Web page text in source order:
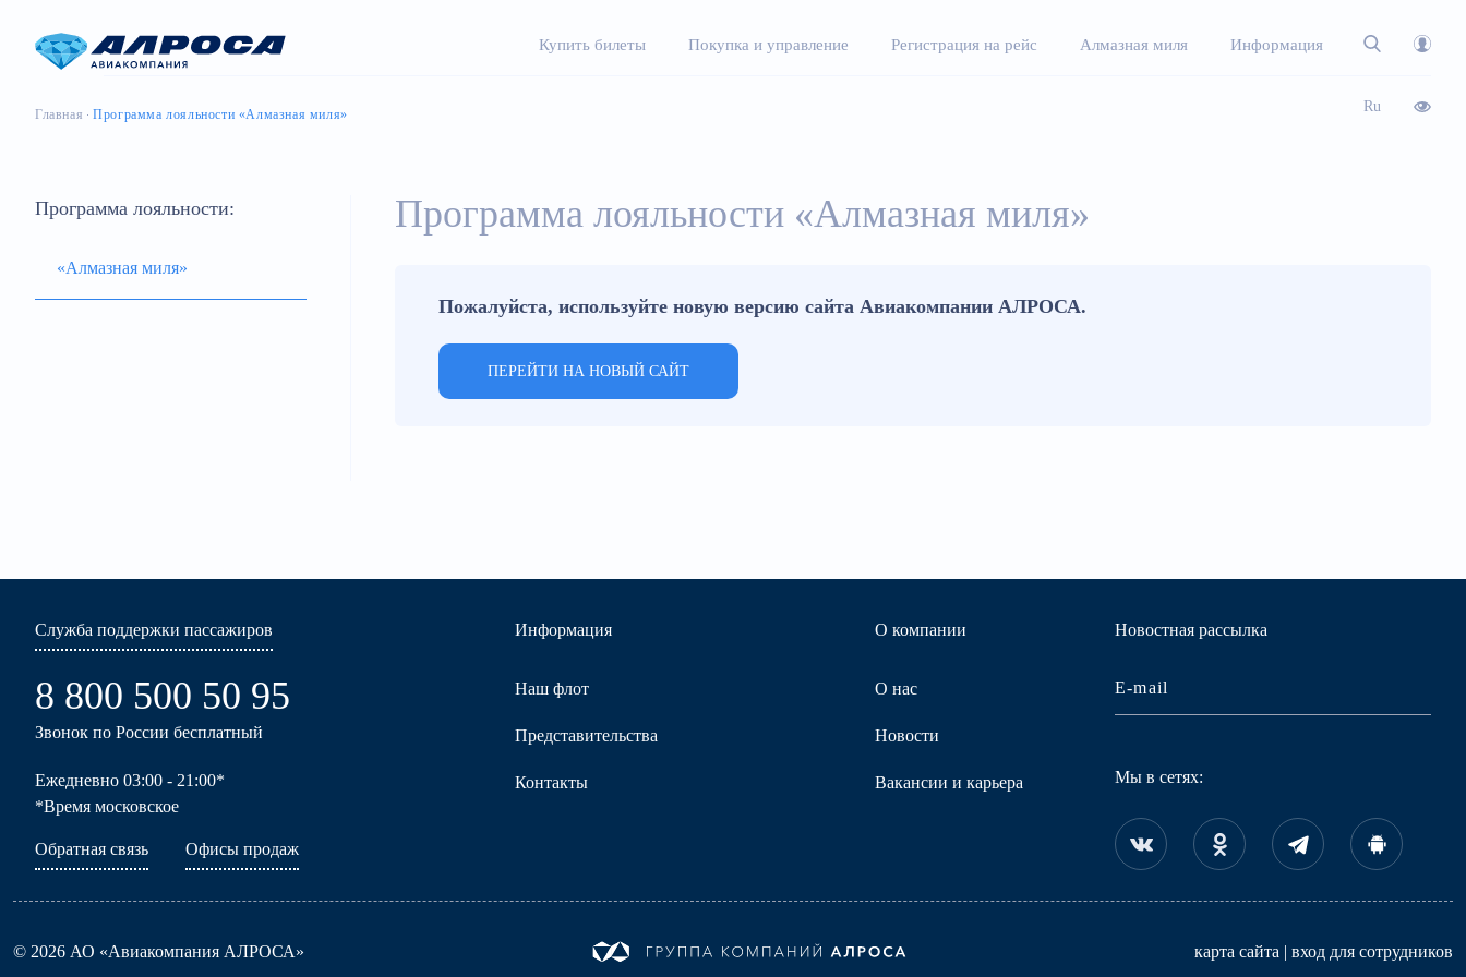
Купить билеты Покупка и управление Регистрация на рейс Алмазная миля Информация
Ru
Главная Программа лояльности «Алмазная миля»
Программа лояльности:
«Алмазная миля»
Программа лояльности «Алмазная миля»
Пожалуйста, используйте новую версию сайта Авиакомпании АЛРОСА.
ПЕРЕЙТИ НА НОВЫЙ САЙТ
Служба поддержки пассажиров
8 800 500 50 95
Звонок по России бесплатный
Ежедневно 03:00 - 21:00*
*Время московское
Обратная связь Офисы продаж
Информация
Наш флот
Представительства
Контакты
О компании
О нас
Новости
Вакансии и карьера
Новостная рассылка
Мы в сетях:
© 2026 АО «Авиакомпания АЛРОСА» карта сайта | вход для сотрудников